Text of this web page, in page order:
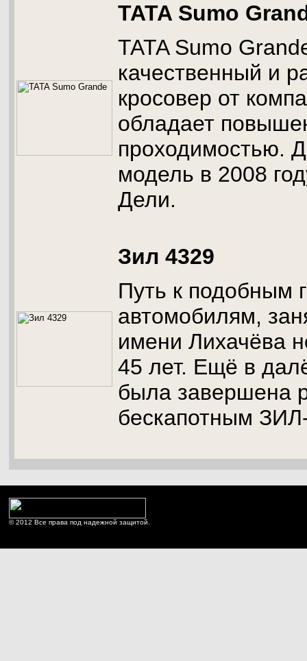
TATA Sumo
TATA Sumo
качественный и
кросовер от
обладает
проходимостью.
модель в 2008
Дели.
Зил 4329
Путь к подобным
автомобилям,
имени Лихачёва
45 лет. Ещё в
была завершена
бескапотным
© 2012 Все права под надежной защитой.